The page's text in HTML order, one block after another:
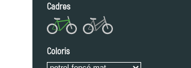
Cadres
Coloris